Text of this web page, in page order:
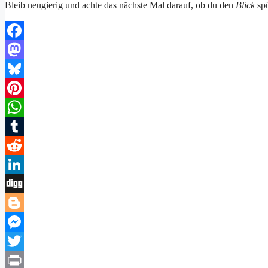
Bleib neugierig und achte das nächste Mal darauf, ob du den Blick
Facebook
Mastodon
Bluesky
Pinterest
WhatsApp
Tumblr
Reddit
LinkedIn
Digg
Blogger
Messenger
Twitter